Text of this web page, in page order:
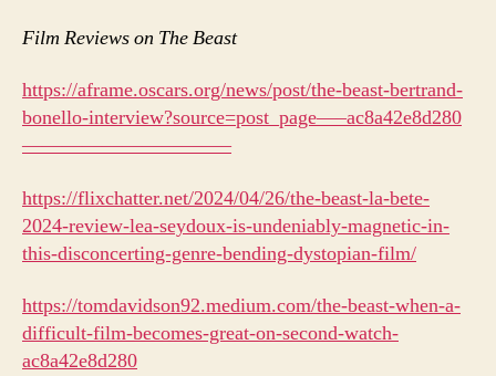
Film Reviews on The Beast
https://aframe.oscars.org/news/post/the-beast-bertrand-
bonello-interview?source=post_page—–ac8a42e8d280
——————————–
https://flixchatter.net/2024/04/26/the-beast-la-bete-
2024-review-lea-seydoux-is-undeniably-magnetic-in-
this-disconcerting-genre-bending-dystopian-film/
https://tomdavidson92.medium.com/the-beast-when-a-
difficult-film-becomes-great-on-second-watch-
ac8a42e8d280